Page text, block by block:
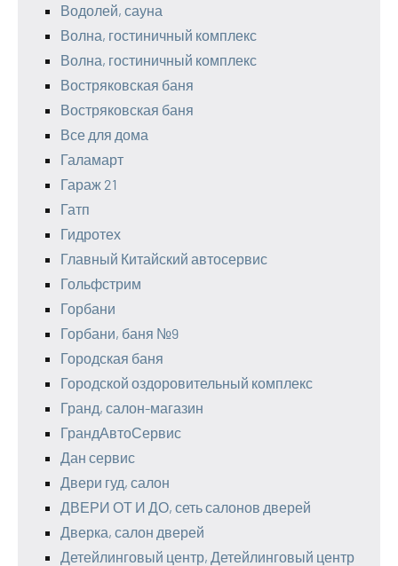
Водолей, сауна
Волна, гостиничный комплекс
Волна, гостиничный комплекс
Востряковская баня
Востряковская баня
Все для дома
Галамарт
Гараж 21
Гатп
Гидротех
Главный Китайский автосервис
Гольфстрим
Горбани
Горбани, баня №9
Городская баня
Городской оздоровительный комплекс
Гранд, салон-магазин
ГрандАвтоСервис
Дан сервис
Двери гуд, салон
ДВЕРИ ОТ И ДО, сеть салонов дверей
Дверка, салон дверей
Детейлинговый центр, Детейлинговый центр